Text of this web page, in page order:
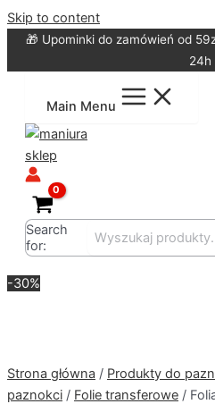
Skip to content
🎁 Upominki do zamówień od
24h
Main Menu
Search
for:
-30%
Strona główna / Produkty do
paznokci / Folie transferowe /